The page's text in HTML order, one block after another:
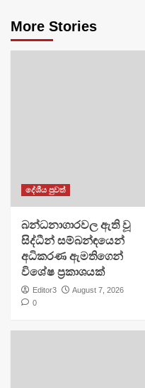
More Stories
දේශීය පුවත්
බන්ධනාගාරවල ඇති වූ
සිද්ධීන් සම්බන්ඳයෙන්
අධිකරණ ඇමතිගෙන්
විශේෂ ප්‍රකාශයක්
Editor3
August 7, 2026
0